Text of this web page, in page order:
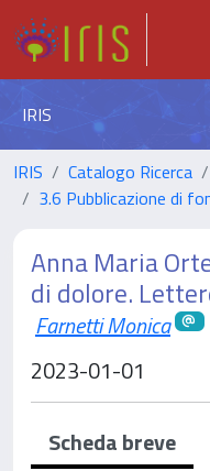
IRIS
IRIS Catalogo Ricerca
3.6 Pubblicazione di
Anna Maria
di dolore.
Farnetti Monica
2023-01-01
Scheda breve